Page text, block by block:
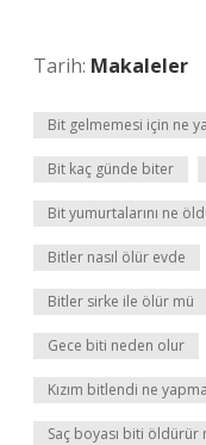
Tarih: Makaleler
Bit gelmemesi için ne
Bit kaç günde biter
Bit yumurtalarını ne
Bitler nasıl ölür evde
Bitler sirke ile ölür mü
Gece biti neden olur
Kızım bitlendi ne
Saç boyası biti öldürür